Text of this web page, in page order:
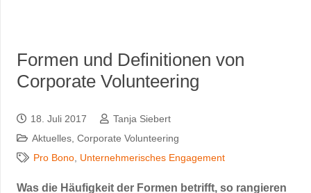
Formen und Definitionen von
Corporate Volunteering
18. Juli 2017
Tanja Siebert
Aktuelles, Corporate Volunteering
Pro Bono, Unternehmerisches Engagement
Was die Häufigkeit der Formen betrifft, so rangieren